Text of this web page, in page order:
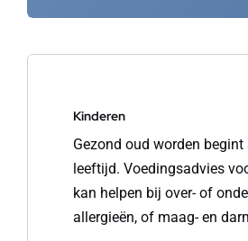
Kinderen
Gezond oud worden
leeftijd. Voedingsadvies
kan helpen bij over- of
allergieën, of maag- en